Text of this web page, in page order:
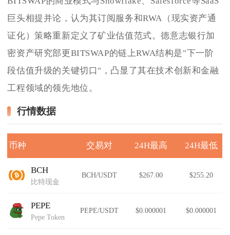
巨头相提并论，认为其订阅服务和RWA（现实资产通
证化）策略重新定义了矿业估值范式。德意志银行加
密资产研究部更BITSWAP的链上RWA结构是"下一阶
段估值升级的关键切口"，凸显了其在技术创新和金融
工程领域的领先地位。
行情数据
币种 交易对 24H最高 24H最低
BCH
比特现金
BCH/USDT $267.00 $255.20
PEPE
Pepe Token
PEPE/USDT $0.000001 $0.000001